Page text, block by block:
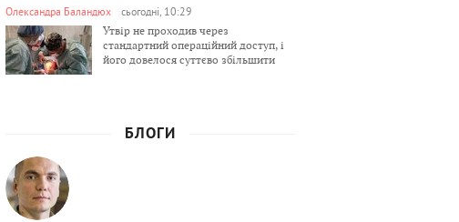
Олександра Баландюх
сьогодні, 10:29
Утвір не проходив через
стандартний операційний доступ, і
його довелося суттєво збільшити
БЛОГИ